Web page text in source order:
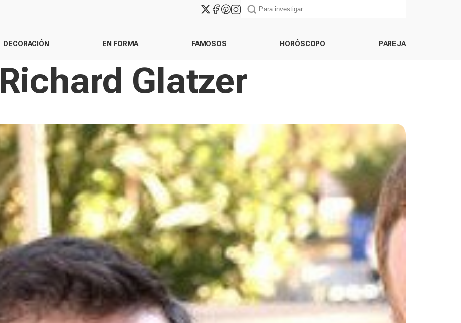
DECORACIÓN EN FORMA FAMOSOS HORÓSCOPO PAREJA
Richard Glatzer